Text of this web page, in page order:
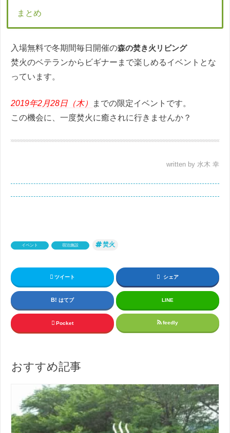
まとめ
入場無料で冬期間毎日開催の森の焚き火リビング
焚火のベテランからビギナーまで楽しめるイベントとな
っています。
2019年2月28日（木）
までの限定イベントです。
この機会に、一度焚火に癒されに行きませんか？
written by 水木 幸
イベント 宿泊施設 焚火
ツイート シェア
はてブ LINE
Pocket feedly
おすすめ記事